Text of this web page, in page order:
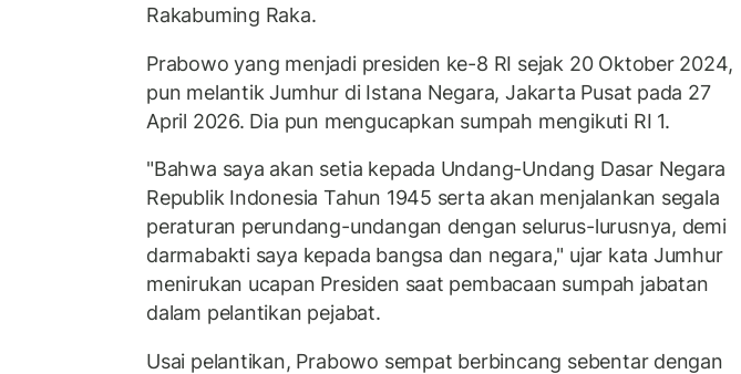
Rakabuming Raka.
Prabowo yang menjadi presiden ke-8 RI sejak 20 Oktober 2024,
pun melantik Jumhur di Istana Negara, Jakarta Pusat pada 27
April 2026. Dia pun mengucapkan sumpah mengikuti RI 1.
"Bahwa saya akan setia kepada Undang-Undang Dasar Negara
Republik Indonesia Tahun 1945 serta akan menjalankan segala
peraturan perundang-undangan dengan selurus-lurusnya, demi
darmabakti saya kepada bangsa dan negara," ujar kata Jumhur
menirukan ucapan Presiden saat pembacaan sumpah jabatan
dalam pelantikan pejabat.
Usai pelantikan, Prabowo sempat berbincang sebentar dengan